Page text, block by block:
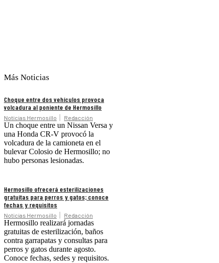
Más Noticias
Choque entre dos vehículos provoca
volcadura al poniente de Hermosillo
Noticias Hermosillo Redacción
Un choque entre un Nissan Versa y
una Honda CR-V provocó la
volcadura de la camioneta en el
bulevar Colosio de Hermosillo; no
hubo personas lesionadas.
Hermosillo ofrecerá esterilizaciones
gratuitas para perros y gatos; conoce
fechas y requisitos
Noticias Hermosillo Redacción
Hermosillo realizará jornadas
gratuitas de esterilización, baños
contra garrapatas y consultas para
perros y gatos durante agosto.
Conoce fechas, sedes y requisitos.